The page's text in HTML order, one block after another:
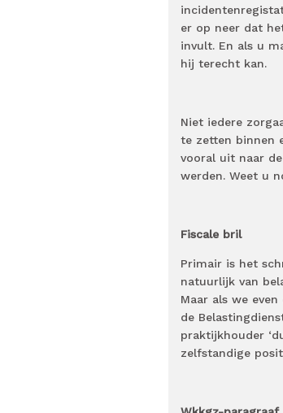
er op neer dat
invult. En als u
hij terecht kan.
Niet iedere
te zetten binnen
vooral uit naar
werden. Weet u
Fiscale bril
Primair is het
natuurlijk van
Maar als we
de
praktijkhouder
zelfstandige